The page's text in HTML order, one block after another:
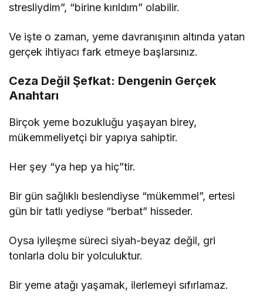
stresliydim”, “birine kırıldım” olabilir.
Ve işte o zaman, yeme davranışının altında yatan
gerçek ihtiyacı fark etmeye başlarsınız.
Ceza Değil Şefkat: Dengenin Gerçek
Anahtarı
Birçok yeme bozukluğu yaşayan birey,
mükemmeliyetçi bir yapıya sahiptir.
Her şey “ya hep ya hiç”tir.
Bir gün sağlıklı beslendiyse “mükemmel”, ertesi
gün bir tatlı yediyse “berbat” hisseder.
Oysa iyileşme süreci siyah-beyaz değil, gri
tonlarla dolu bir yolculuktur.
Bir yeme atağı yaşamak, ilerlemeyi sıfırlamaz.